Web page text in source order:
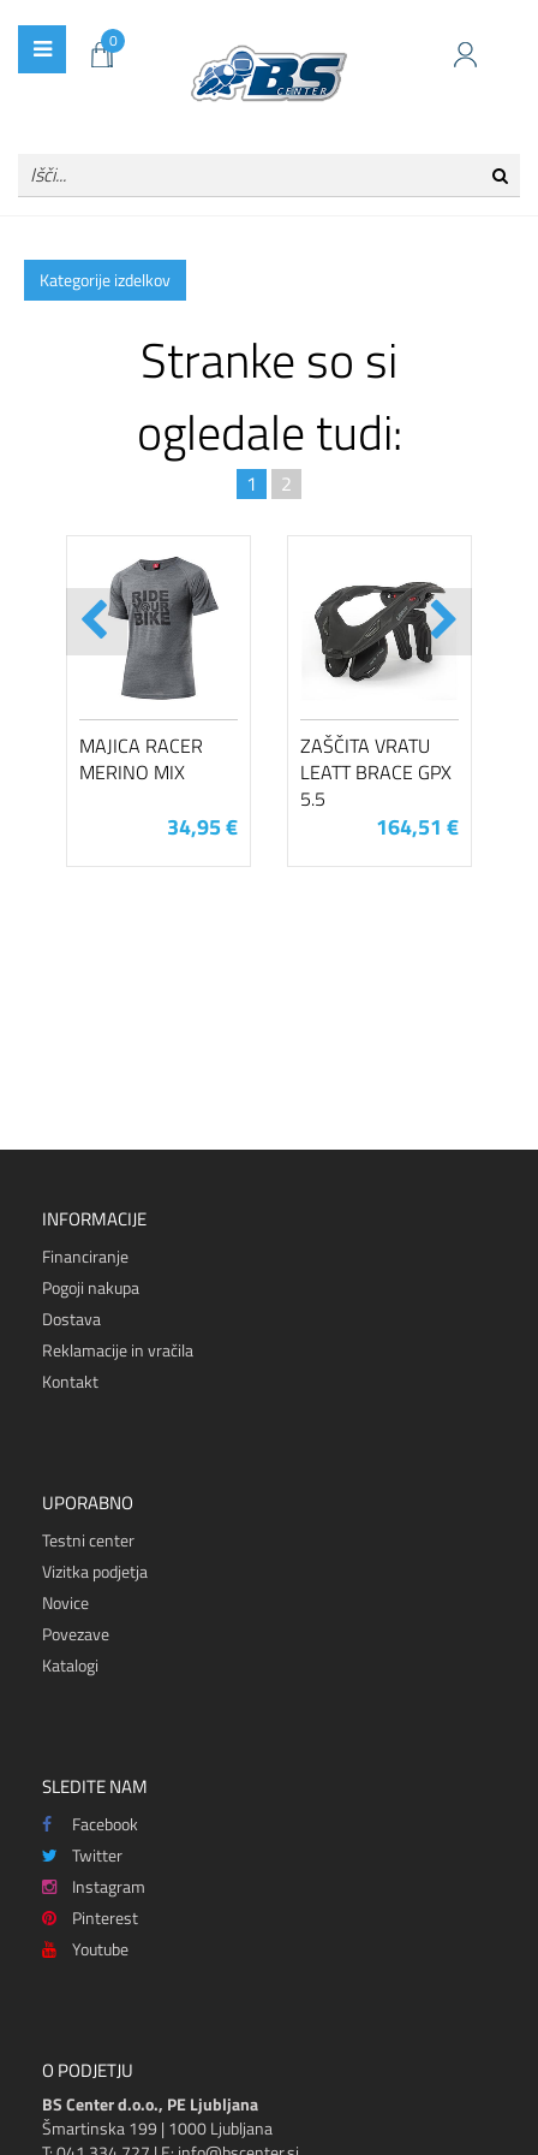
0
Kategorije izdelkov
Stranke so si
ogledale tudi:
1 2
MAJICA RACER
MERINO MIX
34,95 €
ZAŠČITA VRATU
LEATT BRACE GPX
5.5
164,51 €
INFORMACIJE
Financiranje
Pogoji nakupa
Dostava
Reklamacije in vračila
Kontakt
UPORABNO
Testni center
Vizitka podjetja
Novice
Povezave
Katalogi
SLEDITE NAM
Facebook
Twitter
Instagram
Pinterest
Youtube
O PODJETJU
BS Center d.o.o., PE Ljubljana
Šmartinska 199 | 1000 Ljubljana